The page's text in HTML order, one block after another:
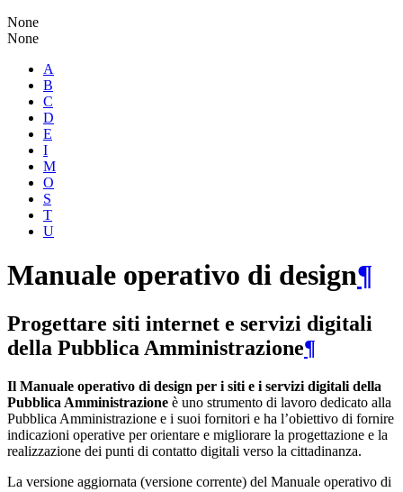
None
None
A
B
C
D
E
I
M
O
S
T
U
Manuale operativo di design¶
Progettare siti internet e servizi digitali
della Pubblica Amministrazione¶
Il Manuale operativo di design per i siti e i servizi digitali della
Pubblica Amministrazione è uno strumento di lavoro dedicato alla
Pubblica Amministrazione e i suoi fornitori e ha l’obiettivo di fornire
indicazioni operative per orientare e migliorare la progettazione e la
realizzazione dei punti di contatto digitali verso la cittadinanza.
La versione aggiornata (versione corrente) del Manuale operativo di